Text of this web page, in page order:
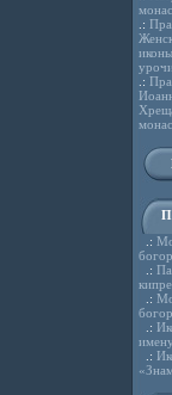
.:
.:
.:
.:
.:
.:
.: